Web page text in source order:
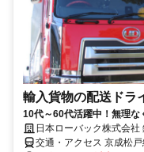
輸入貨物の配送ドラ
10代～60代活躍中！無理
日本ローバック株式会社
交通・アクセス 京成松